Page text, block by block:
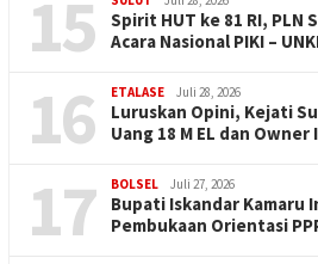
15
Spirit HUT ke 81 RI, PLN
Acara Nasional PIKI –
16 ETALASE Juli 28, 2026
Luruskan Opini, Kejati
Uang 18 M EL dan
17 BOLSEL Juli 27, 2026
Bupati Iskandar Kamaru
Pembukaan Orientasi